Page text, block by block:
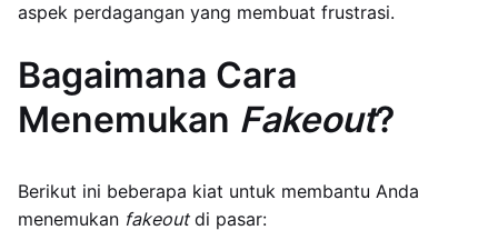
aspek perdagangan yang membuat frustrasi.
Bagaimana Cara
Menemukan Fakeout?
Berikut ini beberapa kiat untuk membantu Anda
menemukan fakeoutdi pasar: